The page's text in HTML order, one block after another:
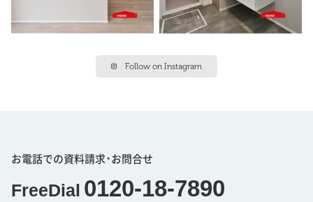
Follow on Instagram
お電話での資料請求･お問合せ
FreeDial 0120-18-7890